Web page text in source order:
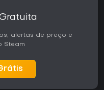
alertas de preço e
Steam